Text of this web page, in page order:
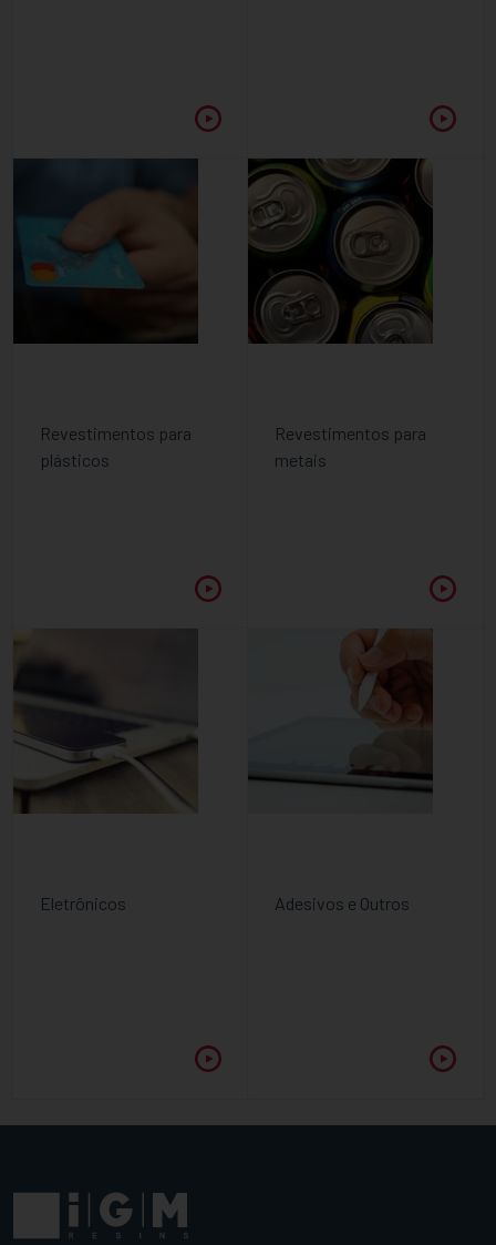
Revestimentos para
plásticos
Revestimentos para
metais
Eletrônicos Adesivos e Outros